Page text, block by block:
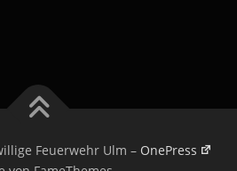
Feuerwehr Ulm– OnePress